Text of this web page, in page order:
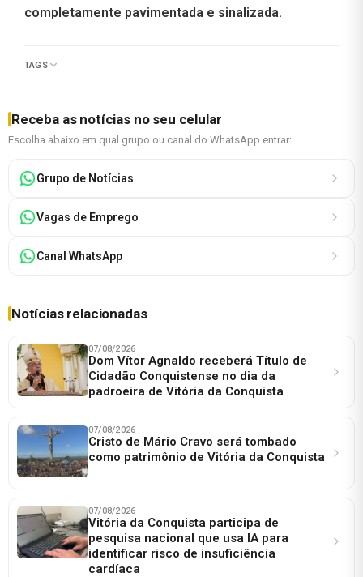
completamente pavimentada e sinalizada.
TAGS
Receba as notícias no seu celular
Escolha abaixo em qual grupo ou canal do WhatsApp entrar:
Grupo de Notícias
Vagas de Emprego
Canal WhatsApp
Notícias relacionadas
07/08/2026
Dom Vítor Agnaldo receberá Título de
Cidadão Conquistense no dia da
padroeira de Vitória da Conquista
07/08/2026
Cristo de Mário Cravo será tombado
como patrimônio de Vitória da Conquista
07/08/2026
Vitória da Conquista participa de
pesquisa nacional que usa IA para
identificar risco de insuficiência
cardíaca